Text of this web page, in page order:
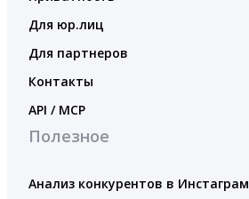
Для юр.лиц
Для партнеров
Контакты
API / MCP
Полезное
Анализ конкурентов в Инстаграм